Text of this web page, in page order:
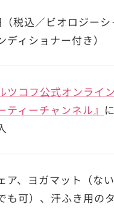
税込／ビオロジーシ
ディショナー付き）
ツコフ公式オンライ
ティーチャンネル』
ア、ヨガマット（な
も可）、汗ふき用の